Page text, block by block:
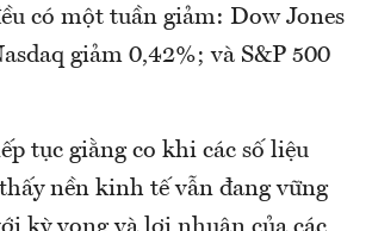
có một tuần giảm: Dow Jones
giảm 0,42%; và S&P 500
tục giằng co khi các số liệu
nền kinh tế vẫn đang vững